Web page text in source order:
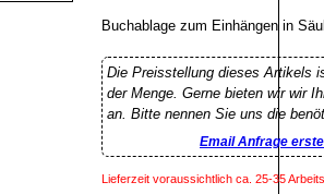
Buchablage zum Einhängen in
Die Preisstellung dieses Artikels
der Menge. Gerne bieten wir wir
an. Bitte nennen Sie uns die
Email Anfrage
Lieferzeit voraussichtlich ca. 25-35